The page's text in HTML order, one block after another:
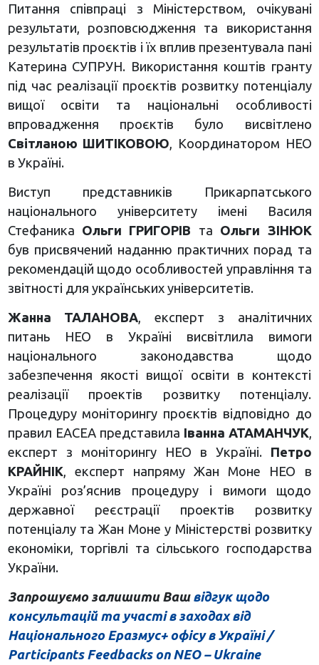
Питання співпраці з Міністерством, очікувані
результати, розповсюдження та використання
результатів проєктів і їх вплив презентувала пані
Катерина СУПРУН. Використання коштів гранту
під час реалізації проєктів розвитку потенціалу
вищої освіти та національні особливості
впровадження проєктів було висвітлено
Світланою ШИТІКОВОЮ , Координатором НЕО
в Україні.
Виступ представників Прикарпатського
національного університету імені Василя
Стефаника Ольги ГРИГОРІВ та Ольги ЗІНЮК
був присвячений наданню практичних порад та
рекомендацій щодо особливостей управління та
звітності для українських університетів.
Жанна ТАЛАНОВА , експерт з аналітичних
питань НЕО в Україні висвітлила вимоги
національного законодавства щодо
забезпечення якості вищої освіти в контексті
реалізації проектів розвитку потенціалу.
Процедуру моніторингу проєктів відповідно до
правил EACEA представила Іванна АТАМАНЧУК,
експерт з моніторингу НЕО в Україні. Петро
КРАЙНІК, експерт напряму Жан Моне НЕО в
Україні роз’яснив процедуру і вимоги щодо
державної реєстрації проектів розвитку
потенціалу та Жан Моне у Міністерстві розвитку
економіки, торгівлі та сільського господарства
України.
Запрошуємо залишити Ваш відгук щодо
консультацій та участі в заходах від
Національного Еразмус+ офісу в Україні /
Participants Feedbacks on NEO – Ukraine